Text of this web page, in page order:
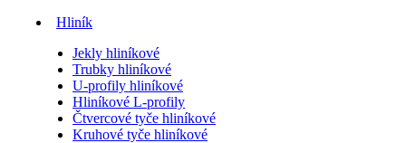
Hliník
Jekly hliníkové
Trubky hliníkové
U-profily hliníkové
Hliníkové L-profily
Čtvercové tyče hliníkové
Kruhové tyče hliníkové